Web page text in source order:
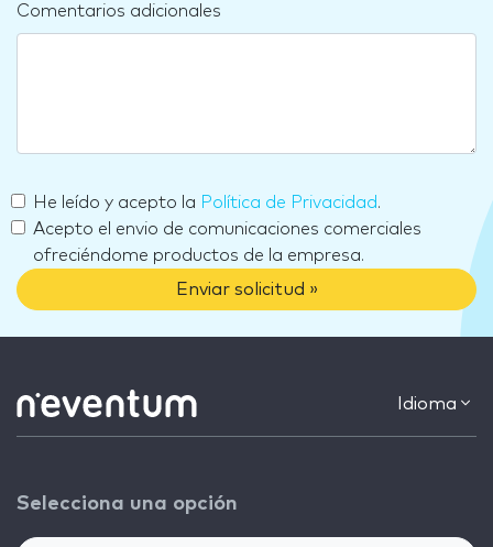
Comentarios adicionales
He leído y acepto la Política de Privacidad.
Acepto el envio de comunicaciones comerciales
ofreciéndome productos de la empresa.
Enviar solicitud »
Idioma
Selecciona una opción